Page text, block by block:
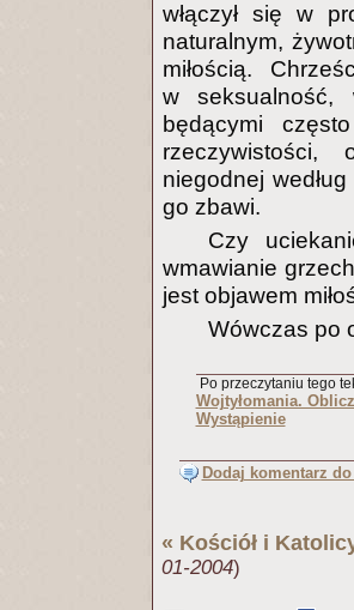
włączył się w
naturalnym,
miłością.
w seksualność,
będącymi
rzeczywistości,
niegodnej
go zbawi.
Czy
wmawianie
jest objawem
Wówczas po
Po przeczytaniu tego
Wojtyłomania.
Wystąpienie
Dodaj komentarz
« Kościół i
01-2004)